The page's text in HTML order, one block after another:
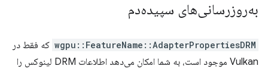
به‌روزرسانی‌های سپیده‌دم
wgpu::FeatureName::AdapterPropertiesDRM که فقط در
Vulkan موجود است، به شما امکان می‌دهد اطلاعات DRM لینوکس را